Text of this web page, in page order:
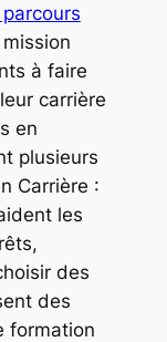
à faire
carrière
en
plusieurs
Carrière :
les
des
des
formation